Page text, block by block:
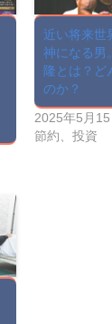
近い将来世
神になる男
隆とは？ど
のか？
2025年5月15
節約、投資